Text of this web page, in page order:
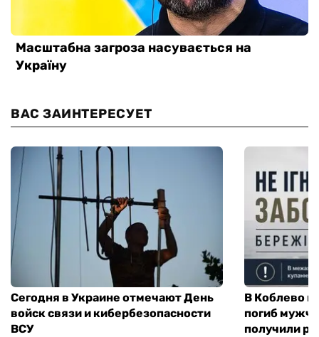
ВАС ЗАИНТЕРЕСУЕТ
Сегодня в Украине отмечают День
войск связи и кибербезопасности
ВСУ
В Коблево
погиб
получили